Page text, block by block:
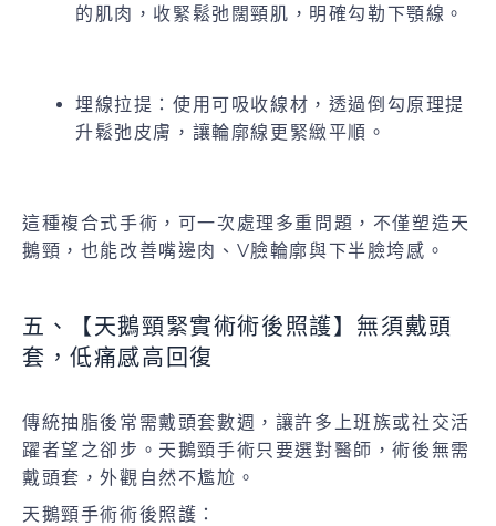
的肌肉，收緊鬆弛闊頸肌，明確勾勒下顎線。
埋線拉提：使用可吸收線材，透過倒勾原理提
升鬆弛皮膚，讓輪廓線更緊緻平順。
這種複合式手術，可一次處理多重問題，不僅塑造天
鵝頸，也能改善嘴邊肉、V臉輪廓與下半臉垮感。
五、【天鵝頸緊實術術後照護】無須戴頭
套，低痛感高回復
傳統抽脂後常需戴頭套數週，讓許多上班族或社交活
躍者望之卻步。天鵝頸手術只要選對醫師，術後無需
戴頭套，外觀自然不尷尬。
天鵝頸手術術後照護：